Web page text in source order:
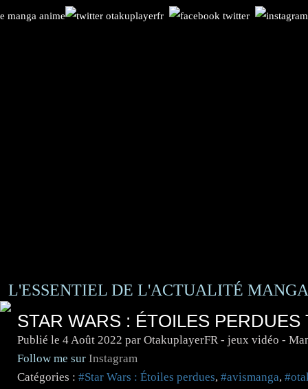
L'ESSENTIEL DE L'ACTUALITÉ
STAR WARS : ÉTOILES PERDUES
Publié le 4 Août 2022 par OtakuplayerFR - jeux vidéo -
Follow me sur Instagram
Catégories : #Star Wars : Étoiles perdues, #avismanga,